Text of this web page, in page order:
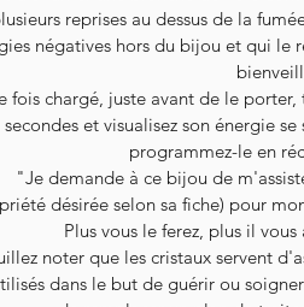
reprises au dessus de la
négatives hors du bijou et qui le
fois chargé, juste avant de le
secondes et visualisez son énergie
programmez-le en
"Je demande à ce bijou de
désirée selon sa fiche) pour
Plus vous le ferez, plus il
noter que les cristaux servent
dans le but de guérir ou